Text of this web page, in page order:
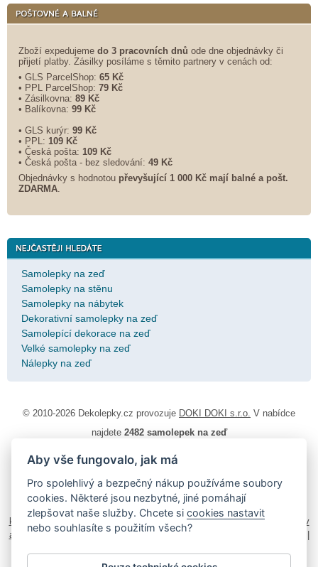
Zboží expedujeme do 3 pracovních dnů ode dne objednávky či
přijetí platby. Zásilky posíláme s těmito partnery v cenách od:
• GLS ParcelShop: 65 Kč
• PPL ParcelShop: 79 Kč
• Zásilkovna: 89 Kč
• Balíkovna: 99 Kč
• GLS kurýr: 99 Kč
• PPL: 109 Kč
• Česká pošta: 109 Kč
• Česká pošta - bez sledování: 49 Kč
Objednávky s hodnotou převyšující 1 000 Kč mají balné a pošt.
ZDARMA
Samolepky na zeď
Samolepky na stěnu
Samolepky na nábytek
Dekorativní samolepky na zeď
Samolepící dekorace na zeď
Velké samolepky na zeď
Nálepky na zeď
© 2010-2026 Dekolepky.cz provozuje DOKI DOKI s.r.o. V nabídce
najdete 2482 samolepek na zeď
Návod k lepení|Životnost samolepek na zeď
podmínky|Ochrana osobních údajů|Cookies |Reklamační řád
Impressum
samolepky na auto |fotomagnetky na lednici fotokalendáře
kühlschrank fotomagnete
foto magnesy na lodówkę|samolepky dieťa v
aute |logoprinty |nálepky na stenu | dárky pro ženy
Aby vše fungovalo, jak má
Pro spolehlivý a bezpečný nákup používáme soubory
cookies. Některé jsou nezbytné, jiné pomáhají
zlepšovat naše služby. Chcete sicookies nastavit
nebo souhlasíte s použitím všech?